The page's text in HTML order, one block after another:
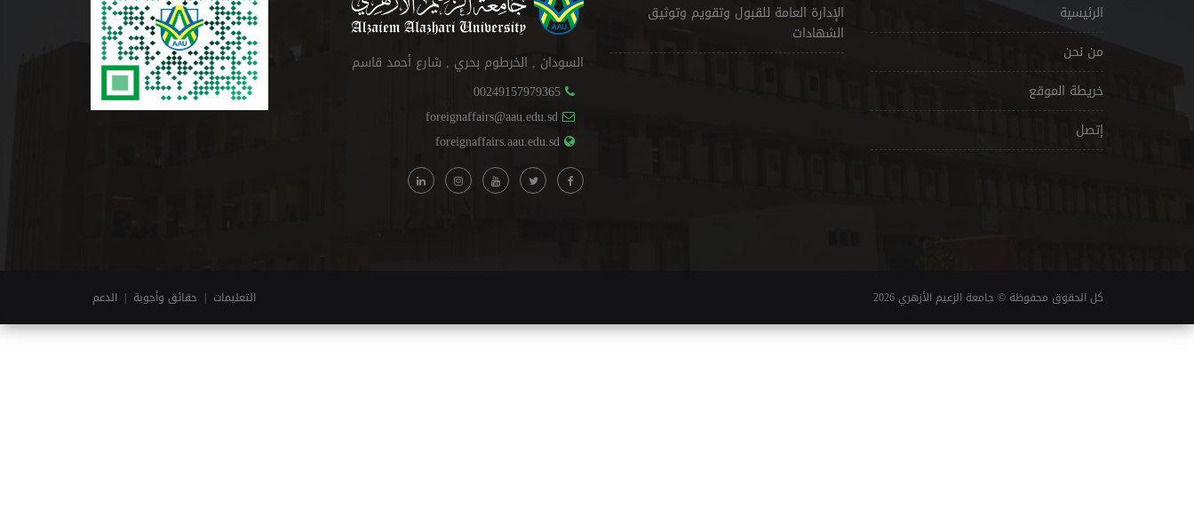
الرئيسية
من نحن
خريطة الموقع
إتصل
الإدارة العامة للقبول وتقويم وتوثيق
الشهادات
السودان , الخرطوم بحري , شارع أحمد قاسم
00249157979365
foreignaffairs@aau.edu.sd
foreignaffairs.aau.edu.sd
كل الحقوق محفوظة © جامعة الزعيم الأزهري 2026 التعليمات | حقائق وأجوبة | الدعم